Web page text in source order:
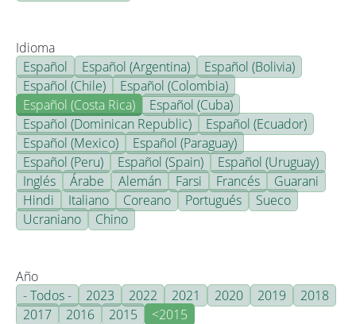
Idioma
Español
Español (Argentina)
Español (Bolivia)
Español (Chile)
Español (Colombia)
Español (Costa Rica)
Español (Cuba)
Español (Dominican Republic)
Español (Ecuador)
Español (Mexico)
Español (Paraguay)
Español (Peru)
Español (Spain)
Español (Uruguay)
Inglés
Árabe Alemán Farsi Francés
Guarani
Hindi
Italiano Coreano Portugués
Sueco
Ucraniano
Chino
Año
- Todos -
2023 2022 2021 2020 2019
2018
2017
2016 2015 <2015